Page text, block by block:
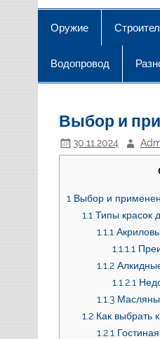
Оружие
Водопровод
Выбор и
30.11.2024
1 Выбор и
1.1 Типы красок
1.1.1
1.1.1.1
1.1.2
1.1.2.1
1.1.3
1.2Как выбрать
1.2.1 Гостиная